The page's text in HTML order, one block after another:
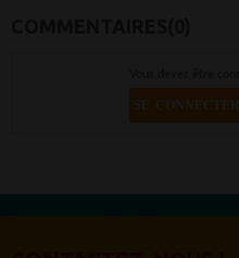
SE CONNECTER